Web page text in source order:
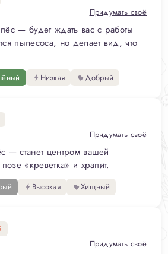
Придумать своё
— будет ждать вас с работы
пылесоса, но делает вид, что
Низкая Добрый
Придумать своё
— станет центром вашей
«креветка» и храпит.
Высокая Хищный
Придумать своё